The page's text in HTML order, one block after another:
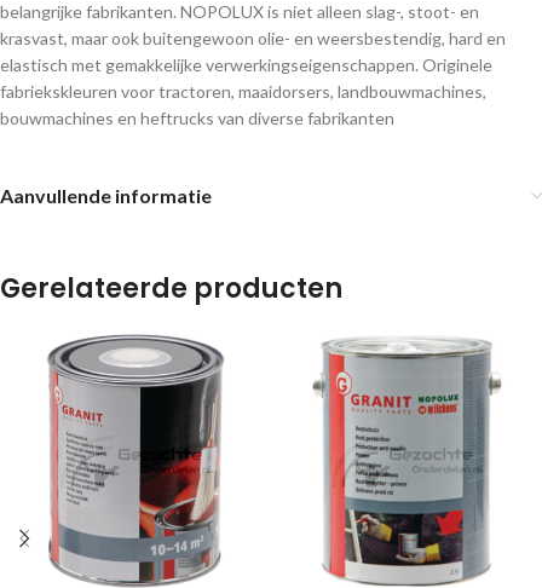
belangrijke fabrikanten. NOPOLUX is niet alleen slag-, stoot- en
krasvast, maar ook buitengewoon olie- en weersbestendig, hard en
elastisch met gemakkelijke verwerkingseigenschappen. Originele
fabriekskleuren voor tractoren, maaidorsers, landbouwmachines,
bouwmachines en heftrucks van diverse fabrikanten
Aanvullende informatie
Gerelateerde producten